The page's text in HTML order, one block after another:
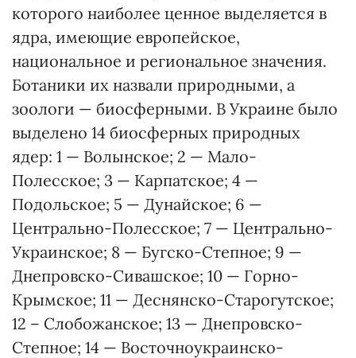
которого наиболее ценное выделяется в
ядра, имеющие европейское,
национальное и региональное значения.
Ботаники их назвали природными, а
зоологи — биосферными. В Украине было
выделено 14 биосферных природных
ядер: 1 — Волынское; 2 — Мало-
Полесское; 3 — Карпатское; 4 —
Подольское; 5 — Дунайское; 6 —
Центрально-Полесское; 7 — Центрально-
Украинское; 8 — Бугско-Степное; 9 —
Днепровско-Сивашское; 10 — Горно-
Крымское; 11 — Деснянско-Старогутское;
12 – Слобожанское; 13 — Днепровско-
Степное; 14 — Восточноукраинско-